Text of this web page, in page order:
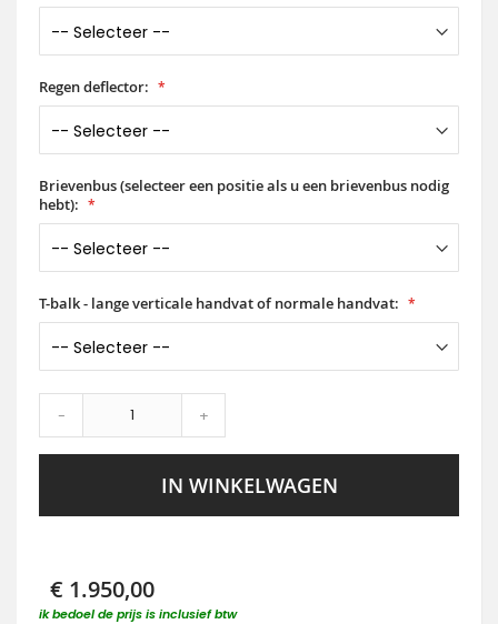
Regen deflector:
Brievenbus (selecteer een positie als u een brievenbus nodig
hebt):
T-balk - lange verticale handvat of normale handvat:
- +
IN WINKELWAGEN
€ 1.950,00
ik bedoel de prijs is inclusief btw